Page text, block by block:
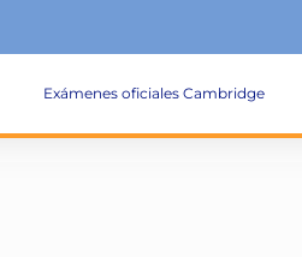
Exámenes oficiales Cambridge